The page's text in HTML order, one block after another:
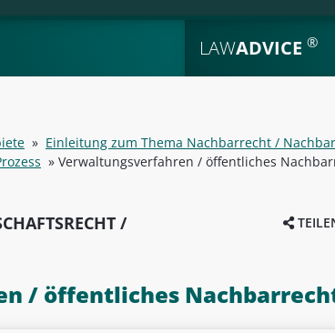
LAWADVICE ®
» Einleitung zum Thema Nachbarrecht /
» Verwaltungsverfahren / öffentliches
/
/ öffentliches